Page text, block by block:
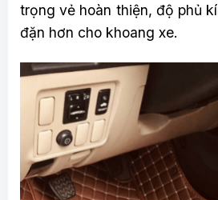
trọng vẻ hoàn thiện, độ phủ
đặn hơn cho khoang xe.